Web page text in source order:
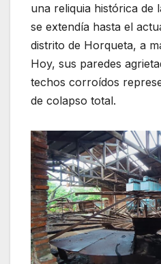
una reliquia histórica de
se extendía hasta el
distrito de Horqueta, a
Hoy, sus paredes
techos corroídos
de colapso total.